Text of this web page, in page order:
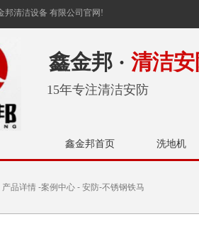
邦清洁设备 有限公司官网!
鑫金邦首页 洗地机
15年专注清洁安防
鑫金邦 · 清洁
产品详情 -案例中心 - 安防-不锈钢铁马